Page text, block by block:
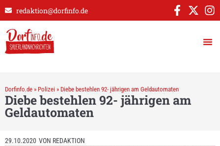
redaktion@dorfinfo.de
Dorfinfo.de » Polizei » Diebe bestehlen 92- jährigen am Geldautomaten
Diebe bestehlen 92- jährigen am
Geldautomaten
29.10.2020 VON REDAKTION